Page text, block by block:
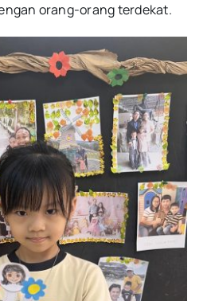
orang-orang terdekat.